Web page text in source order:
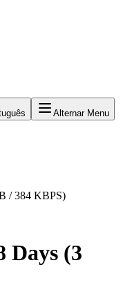
Alternar Menu
/ 384 KBPS)
Days (3